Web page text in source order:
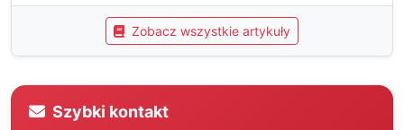
Zobacz wszystkie artykuły
Szybki kontakt